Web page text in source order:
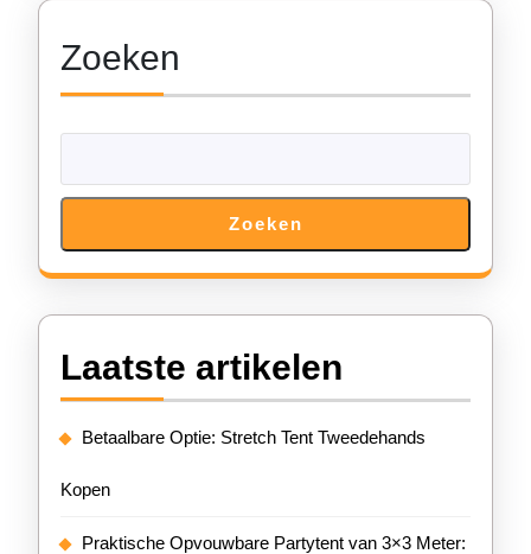
Zoeken
Zoeken
Laatste artikelen
Betaalbare Optie: Stretch Tent Tweedehands
Kopen
Praktische Opvouwbare Partytent van 3×3 Meter: